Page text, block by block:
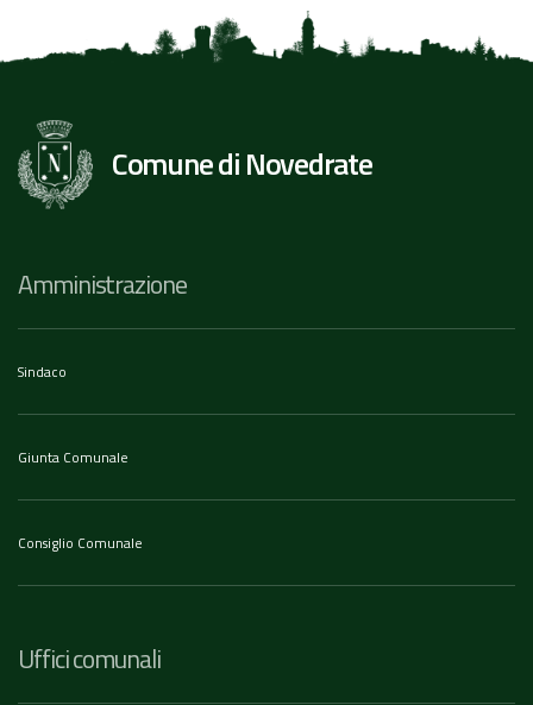
Comune di Novedrate
Amministrazione
Sindaco
Giunta Comunale
Consiglio Comunale
Uffici comunali